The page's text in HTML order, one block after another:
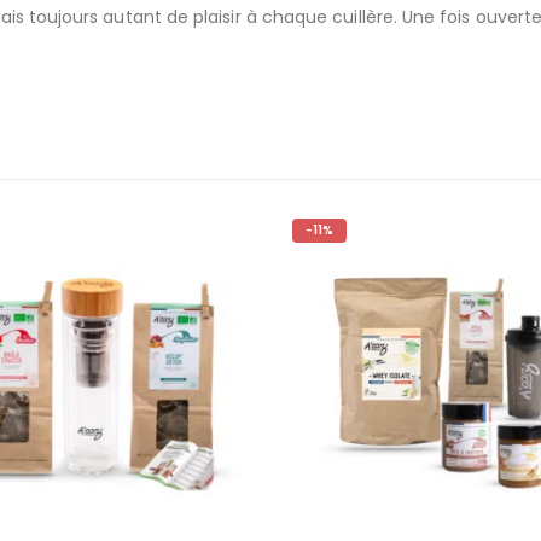
toujours autant de plaisir à chaque cuillère. Une fois
-11%